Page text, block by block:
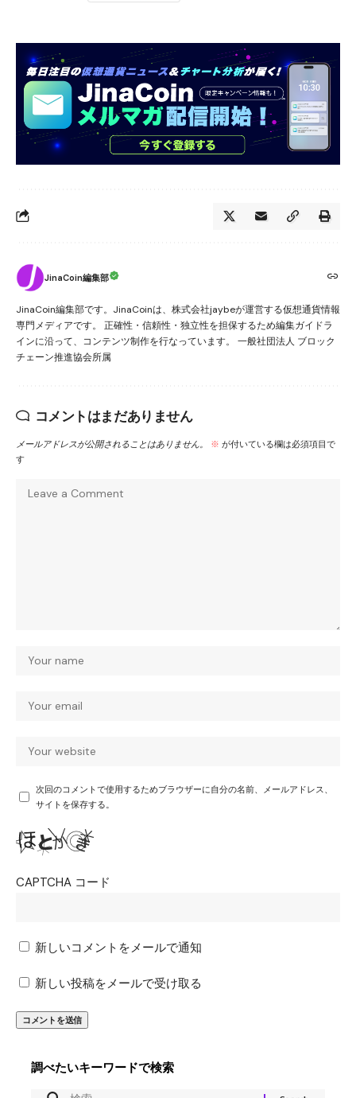
JinaCoin編集部
JinaCoin編集部です。JinaCoinは、株式会社jaybeが運営する仮想通貨情報
専門メディアです。 正確性・信頼性・独立性を担保するため編集ガイドラ
インに沿って、コンテンツ制作を行なっています。 一般社団法人 ブロック
チェーン推進協会所属
コメントはまだありません
メールアドレスが公開されることはありません。 ※ が付いている欄は必須項目で
す
次回のコメントで使用するためブラウザーに自分の名前、メールアドレス、
サイトを保存する。
CAPTCHA コード
新しいコメントをメールで通知
新しい投稿をメールで受け取る
調べたいキーワードで検索